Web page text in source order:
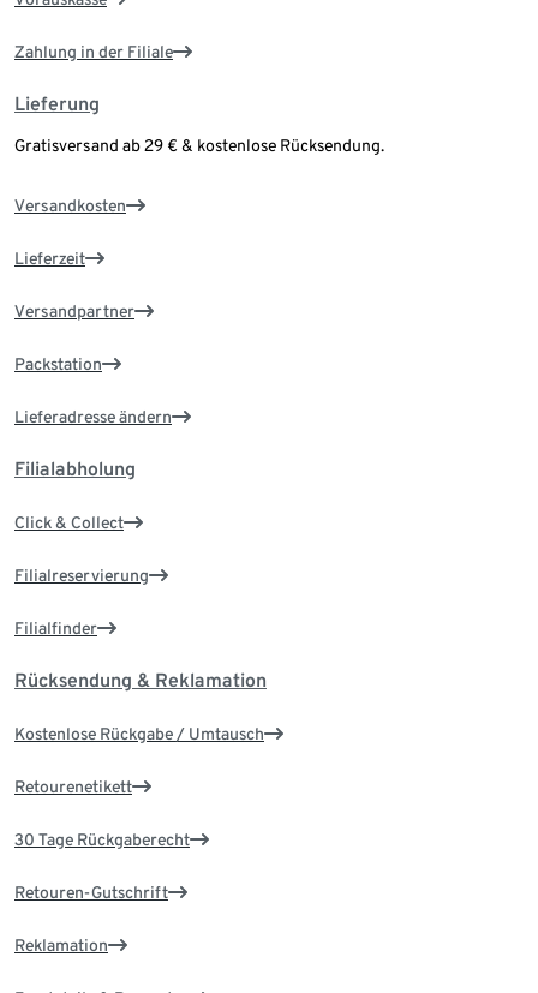
Zahlung in der Filiale
Lieferung
Gratisversand ab 29 € & kostenlose Rücksendung.
Versandkosten
Lieferzeit
Versandpartner
Packstation
Lieferadresse ändern
Filialabholung
Click & Collect
Filialreservierung
Filialfinder
Rücksendung & Reklamation
Kostenlose Rückgabe / Umtausch
Retourenetikett
30 Tage Rückgaberecht
Retouren-Gutschrift
Reklamation